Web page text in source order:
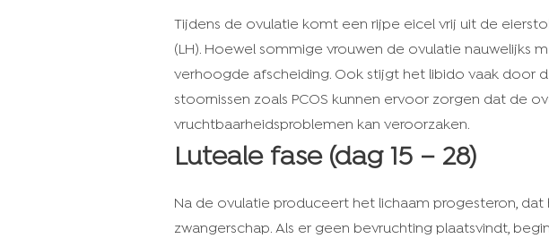
Tijdens de ovulatie komt een rijpe eicel vrij uit de
(LH). Hoewel sommige vrouwen de ovulatie nauwelijks
verhoogde afscheiding. Ook stijgt het libido vaak door
stoornissen zoals PCOS kunnen ervoor zorgen dat de
vruchtbaarheidsproblemen kan veroorzaken.
Luteale fase (dag 15 – 28)
Na de ovulatie produceert het lichaam progesteron,
zwangerschap. Als er geen bevruchting plaatsvindt,